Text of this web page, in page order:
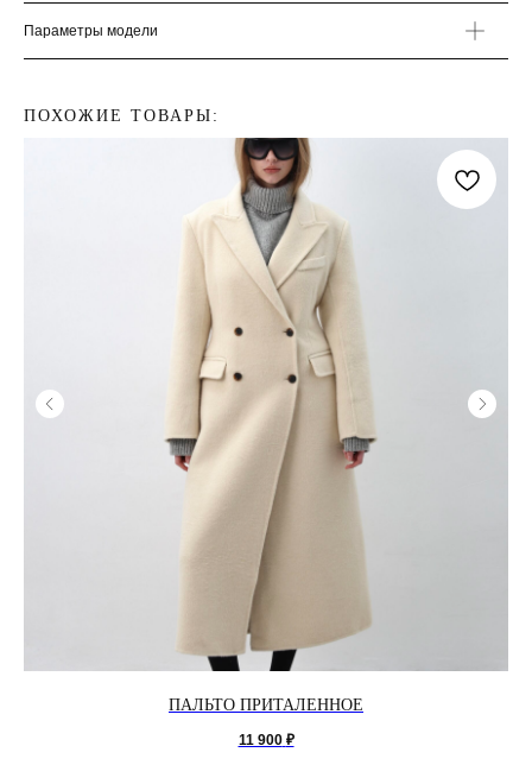
Параметры модели
ПОХОЖИЕ ТОВАРЫ:
ПАЛЬТО ПРИТАЛЕННОЕ
11 900 ₽